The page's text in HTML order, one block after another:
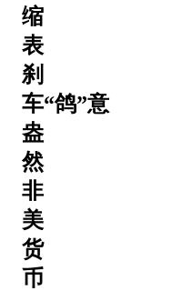
缩
表
刹
车“鸽”意
盎
然
非
美
货
币